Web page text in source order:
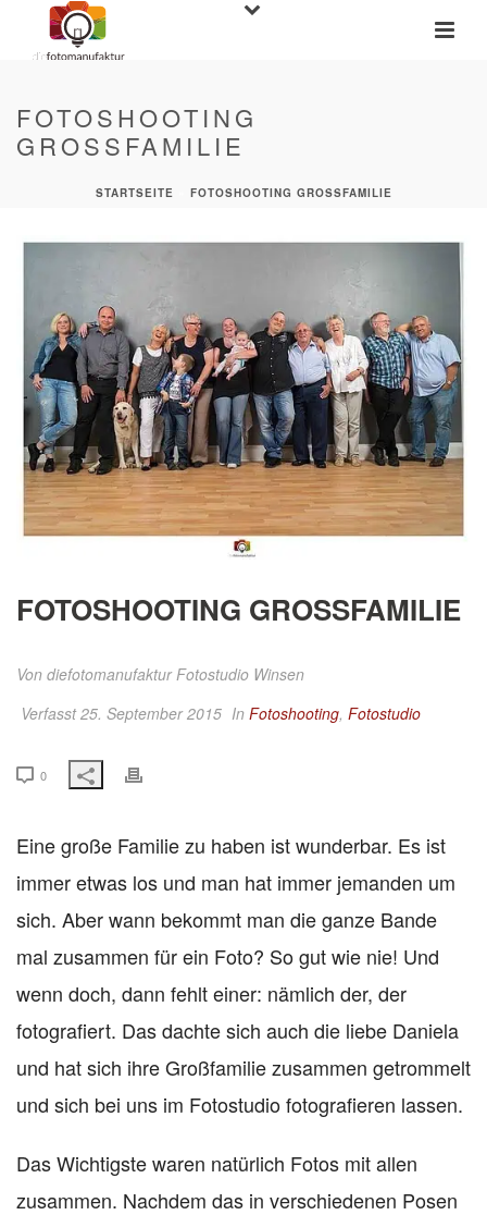
FOTOSHOOTING
GROSSFAMILIE
STARTSEITE FOTOSHOOTING GROSSFAMILIE
FOTOSHOOTING GROSSFAMILIE
Von diefotomanufaktur Fotostudio Winsen
Verfasst 25. September 2015 In Fotoshooting, Fotostudio
0
Eine große Familie zu haben ist wunderbar. Es ist
immer etwas los und man hat immer jemanden um
sich. Aber wann bekommt man die ganze Bande
mal zusammen für ein Foto? So gut wie nie! Und
wenn doch, dann fehlt einer: nämlich der, der
fotografiert. Das dachte sich auch die liebe Daniela
und hat sich ihre Großfamilie zusammen getrommelt
und sich bei uns im Fotostudio fotografieren lassen.
Das Wichtigste waren natürlich Fotos mit allen
zusammen. Nachdem das in verschiedenen Posen